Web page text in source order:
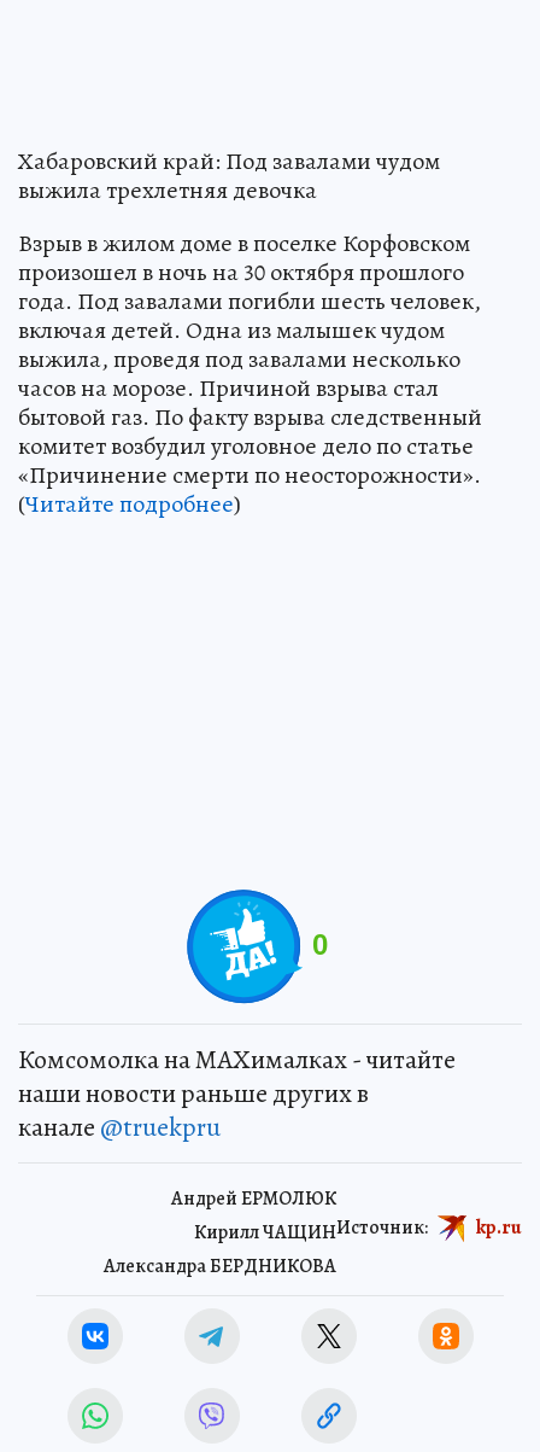
Хабаровский край: Под завалами чудом
выжила трехлетняя девочка
Взрыв в жилом доме в поселке Корфовском
произошел в ночь на 30 октября прошлого
года. Под завалами погибли шесть человек,
включая детей. Одна из малышек чудом
выжила, проведя под завалами несколько
часов на морозе. Причиной взрыва стал
бытовой газ. По факту взрыва следственный
комитет возбудил уголовное дело по статье
«Причинение смерти по неосторожности».
(Читайте подробнее)
0
Комсомолка на MAXималках - читайте
наши новости раньше других в
канале @truekpru
Андрей ЕРМОЛЮК
Кирилл ЧАЩИН
Александра БЕРДНИКОВА
Источник: kp.ru